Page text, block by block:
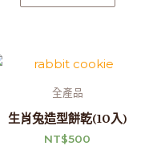
全產品
生肖兔造型餅乾(10入)
NT$500